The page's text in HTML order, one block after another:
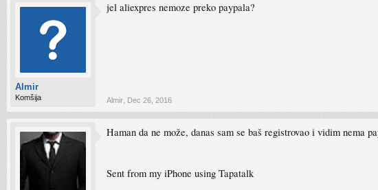
Almir
Komšija
jel aliexpres nemoze preko paypala?
Almir Dec 26, 2016
Haman da ne može, danas sam se baš registrovao i vidim nema
Sent from my iPhone using Tapatalk